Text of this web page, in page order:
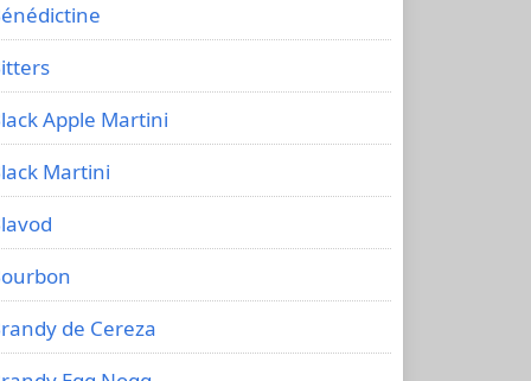
Apple Martini
Martini
de Cereza